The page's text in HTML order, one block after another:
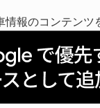
情報のコンテンツ